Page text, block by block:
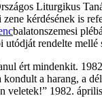
Liturgikus
kérdésének is
balatonszemesi
rendelte mellé
ért mindenkit.
a harang, a
veletek!” 1982.